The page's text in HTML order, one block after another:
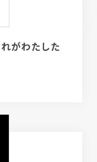
がわたした